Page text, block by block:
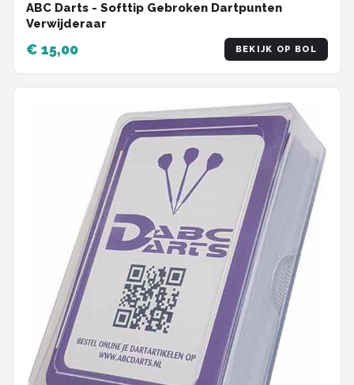
ABC Darts - Softtip Gebroken Dartpunten
Verwijderaar
€ 15,00 BEKIJK OP BOL